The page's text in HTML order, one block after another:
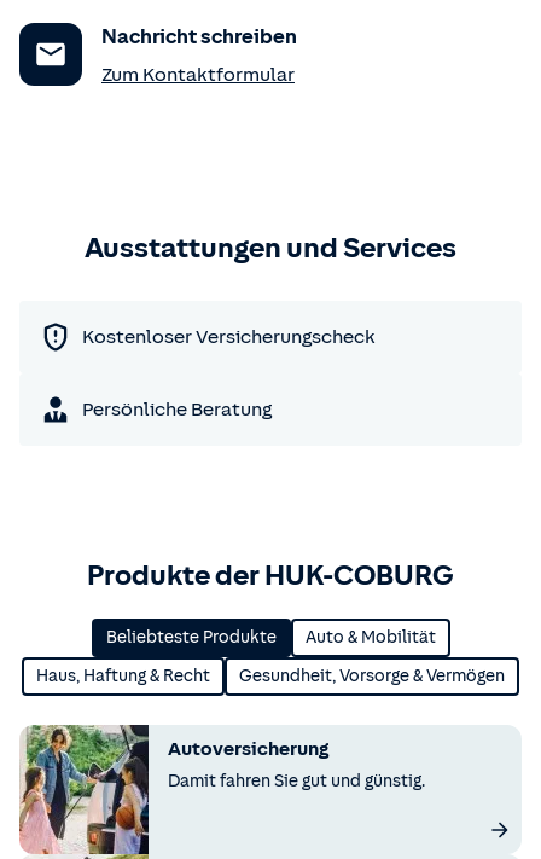
Nachricht schreiben
Zum Kontaktformular
Ausstattungen und Services
Kostenloser Versicherungscheck
Persönliche Beratung
Produkte der HUK-COBURG
Beliebteste Produkte Auto & Mobilität
Haus, Haftung & Recht Gesundheit, Vorsorge & Vermögen
Autoversicherung
Damit fahren Sie gut und günstig.